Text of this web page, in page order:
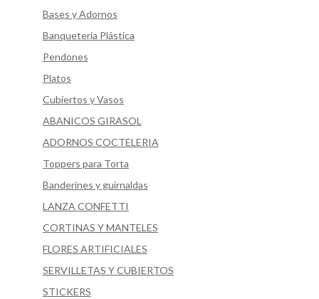
Bases y Adornos
Banqueteria Plástica
Pendones
Platos
Cubiertos y Vasos
ABANICOS GIRASOL
ADORNOS COCTELERIA
Toppers para Torta
Banderines y guirnaldas
LANZA CONFETTI
CORTINAS Y MANTELES
FLORES ARTIFICIALES
SERVILLETAS Y CUBIERTOS
STICKERS